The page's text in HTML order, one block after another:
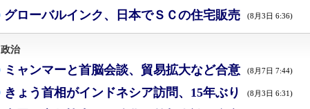
グローバルインク、日本でＳＣの住宅販売 (8月3日 6:36)
政治
ミャンマーと首脳会談、貿易拡大など合意 (8月7日 7:44)
きょう首相がインドネシア訪問、15年ぶり (8月3日 6:31)